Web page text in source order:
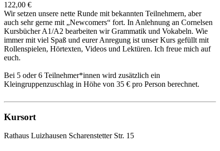
122,00 €
Wir setzen unsere nette Runde mit bekannten Teilnehmern, aber
auch sehr gerne mit „Newcomers“ fort. In Anlehnung an Cornelsen
Kursbücher A1/A2 bearbeiten wir Grammatik und Vokabeln. Wie
immer mit viel Spaß und eurer Anregung ist unser Kurs gefüllt mit
Rollenspielen, Hörtexten, Videos und Lektüren. Ich freue mich auf
euch.
Bei 5 oder 6 Teilnehmer*innen wird zusätzlich ein
Kleingruppenzuschlag in Höhe von 35 € pro Person berechnet.
Kursort
Rathaus Luizhausen Scharenstetter Str. 15